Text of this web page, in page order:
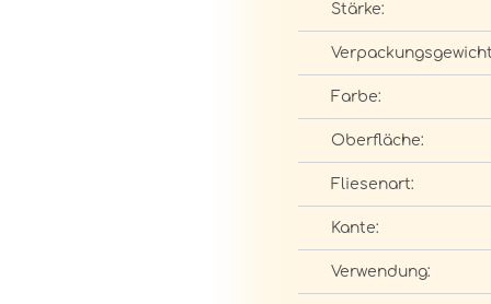
Stärke:
Farbe:
Oberfläche:
Fliesenart:
Kante:
Verwendung: